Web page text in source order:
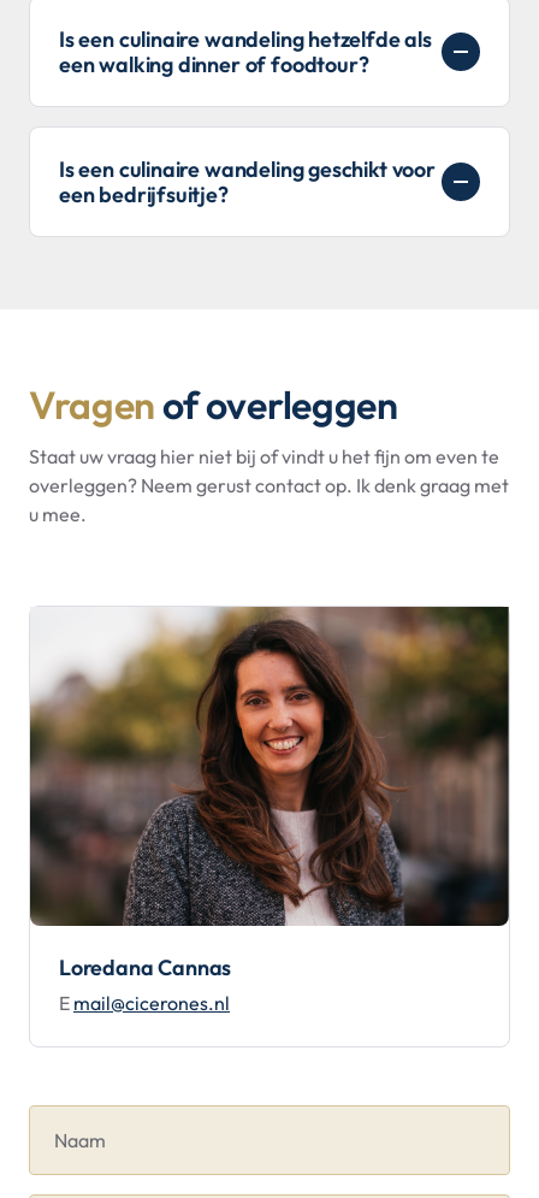
Is een culinaire wandeling hetzelfde als
een walking dinner of foodtour?
Is een culinaire wandeling geschikt voor
een bedrijfsuitje?
Vragenof overleggen
Staat uw vraag hier niet bij of vindt u het fijn om even te
overleggen? Neem gerust contact op. Ik denk graag met
u mee.
Loredana Cannas
E mail@cicerones.nl
Naam